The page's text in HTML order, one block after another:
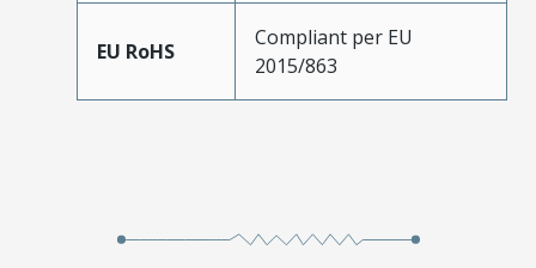
EU RoHS
Compliant per EU
2015/863